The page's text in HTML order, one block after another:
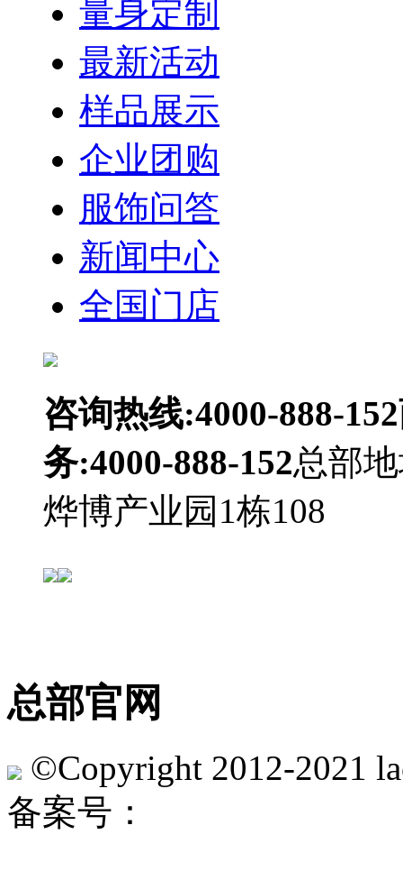
量身定制
最新活动
样品展示
企业团购
服饰问答
新闻中心
全国门店
咨询热线:4000-888-152
务:4000-888-152总部
烨博产业园1栋108
总部官网
©Copyright 2012-2021
备案号：